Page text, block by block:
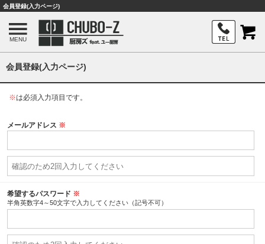
会員登録(入力ページ)
MENU
会員登録(入力ページ)
※は必須入力項目です。
メールアドレス ※
希望するパスワード ※
半角英数字4～50文字で入力してください（記号不可）